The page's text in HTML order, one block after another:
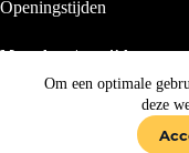
Om een optimale
deze
Openingstijden
Maandag t/m vrijdag
van 09.00 tot 16.00 uur
Match -
Waar